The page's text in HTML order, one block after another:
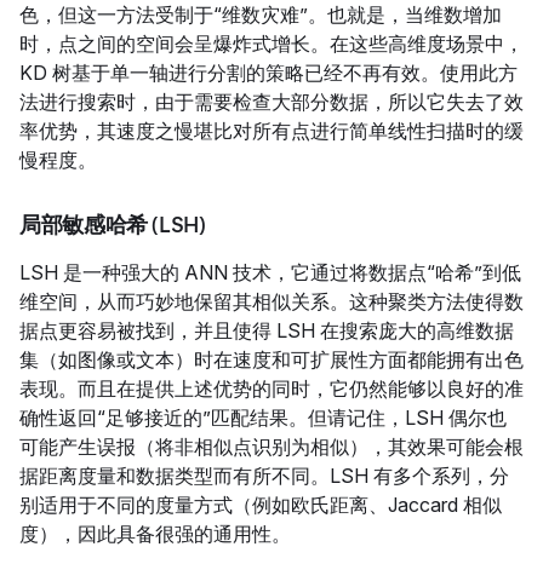
色，但这一方法受制于“维数灾难”。也就是，当维数增加
时，点之间的空间会呈爆炸式增长。在这些高维度场景中，
KD 树基于单一轴进行分割的策略已经不再有效。使用此方
法进行搜索时，由于需要检查大部分数据，所以它失去了效
率优势，其速度之慢堪比对所有点进行简单线性扫描时的缓
慢程度。
局部敏感哈希 (LSH)
LSH 是一种强大的 ANN 技术，它通过将数据点“哈希”到低
维空间，从而巧妙地保留其相似关系。这种聚类方法使得数
据点更容易被找到，并且使得 LSH 在搜索庞大的高维数据
集（如图像或文本）时在速度和可扩展性方面都能拥有出色
表现。而且在提供上述优势的同时，它仍然能够以良好的准
确性返回“足够接近的”匹配结果。但请记住，LSH 偶尔也
可能产生误报（将非相似点识别为相似），其效果可能会根
据距离度量和数据类型而有所不同。LSH 有多个系列，分
别适用于不同的度量方式（例如欧氏距离、Jaccard 相似
度），因此具备很强的通用性。